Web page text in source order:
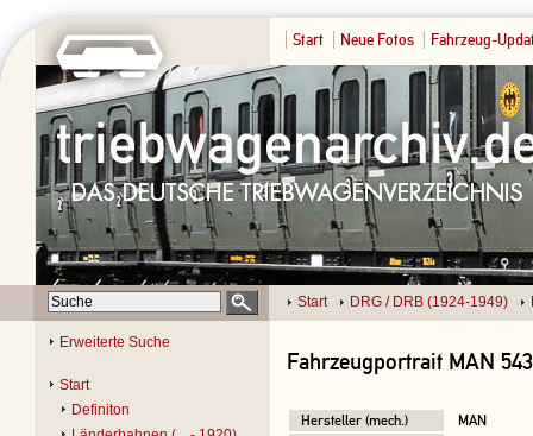
Start Neue Fotos Fahrzeug-
Start DRG / DRB (1924-1949)
Erweiterte Suche
Start
Definiton
Fahrzeugportrait MAN
Hersteller (mech.)
MAN